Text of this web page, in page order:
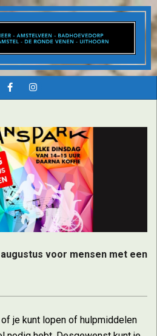
voor mensen met een
je kunt lopen of hulpmiddelen